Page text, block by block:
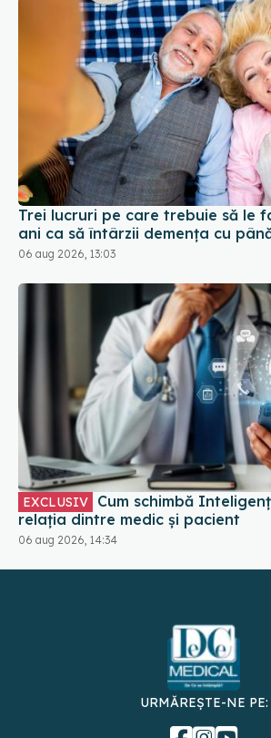
Trei lucruri pe care trebuie să le
ani ca să întârzii demența cu
06 aug 2026, 13:03
EXCLUSIV
relația dintre medic și pacient
06 aug 2026, 14:34
URMĂREȘTE-NE PE:
DESCARCĂ APLICAȚIA